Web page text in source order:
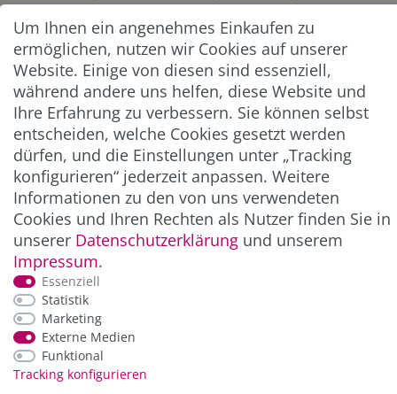
Abonnieren
** Hierbei handelt es sich um ein Pflichtfeld.
ZAHLUNG & VERSAND
*Alle Preise inkl. der gesetzl. MwSt. zzgl.
und Versandkosten
Um Ihnen ein angenehmes Einkaufen zu
ermöglichen, nutzen wir Cookies auf unserer
Website. Einige von diesen sind essenziell,
während andere uns helfen, diese Website und
Ihre Erfahrung zu verbessern. Sie können selbst
entscheiden, welche Cookies gesetzt werden
dürfen, und die Einstellungen unter „Tracking
konfigurieren“ jederzeit anpassen. Weitere
Informationen zu den von uns verwendeten
Cookies und Ihren Rechten als Nutzer finden Sie in
unserer Daten­schutz­erklärung und unserem
Impressum.
Essenziell
Statistik
Marketing
Externe Medien
Funktional
Tracking konfigurieren